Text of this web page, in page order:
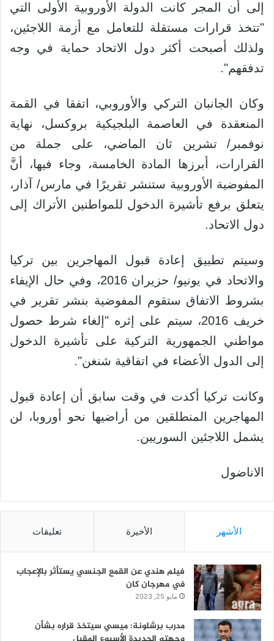
إلى أن المجر كانت الدولة الأوروبية الأولى التي
"تتخذ قرارات مستقلة للتعامل مع أزمة اللاجئين،
ولذلك أصبحت أكثر دول الاتحاد حماية في وجه
تدفقهم".
وكان الجانبان التركي والأوروبي، اتفقا في القمة
المنعقدة في العاصمة البلجيكية بروكسل، نهاية
نوفمبر/ تشرين ثان الماضي، على جملة من
القرارات، أبرزها المادة الخامسة، وجاء فيها، أنَّ
المفوضية الأوروبية ستنشر تقريرًا في مارس/ آذار،
يتعلق برفع تأشيرة الدخول للمواطنين الأتراك إلى
دول الاتحاد.
وسيتم تطبيق إعادة قبول المهاجرين بين تركيا
والاتحاد في يونيو/ حزيران 2016، وفي حال الإيفاء
بشروط الاتفاق ستقوم المفوضية بنشر تقرير في
خريف 2016، سيتم على إثره "إلغاء شرط حصول
مواطني الجمهورية التركية على تأشيرة الدخول
إلى الدول الأعضاء في اتفاقية شنغن".
وكانت تركيا أكدت في وقت سابق أن إعادة قبول
المهاجرين المنطلقين من أراضيها نحو أوروبا، لن
يشمل اللاجئين السوريين.
الاناضول
الأشهر الأخيرة تعليقات
فيلم هندي عن القمع الجنسي يستأثر بالإعجاب
في مهرجان كان
مايو 25, 2023
مدرب برشلونة: ميسي سيتخذ قراره بشأن